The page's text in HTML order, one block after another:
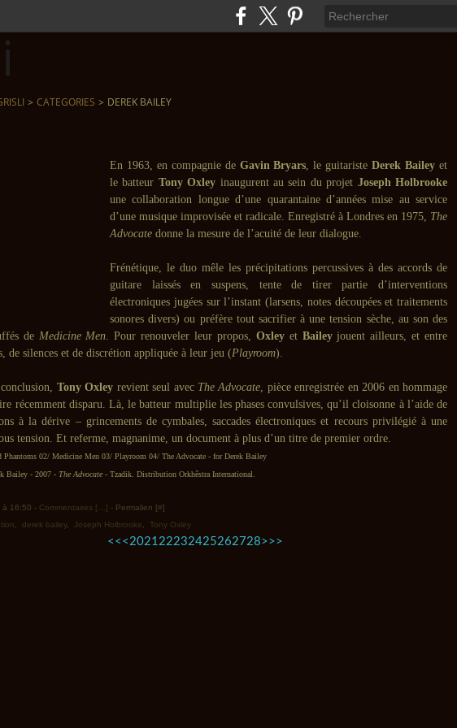
> CATEGORIES > DEREK BAILEY
En 1963, en compagnie de Gavin Bryars, le guitaristeDerek Baileyet
le batteur Tony Oxley inaugurent au sein du projet Joseph Holbrooke
une collaboration longue d’une quarantaine d’années mise au service
d’une musique improvisée et radicale. Enregistré à Londres en 1975, The
Advocate donne la mesure de l’acuité de leur dialogue.
Frénétique, le duo mêle les précipitations percussives à des accords de
guitare laissés en suspens, tente de tirer partie d’interventions
électroniques jugées sur l’instant (larsens, notes découpées et traitements
sonores divers) ou préfère tout sacrifier à une tension sèche, au son des
de Medicine Men. Pour renouveler leur propos, Oxleyet Baileyjouent ailleurs, et entre
de silences et de discrétion appliquée à leur jeu (Playroom).
Tony Oxley revient seul avec The Advocate, pièce enregistrée en 2006 en hommage
récemment disparu. Là, le batteur multiplie les phases convulsives, qu’il cloisonne à l’aide de
à la dérive – grincements de cymbales, saccades électroniques et recours privilégié à une
tension. Et referme, magnanime, un document à plus d’un titre de premier ordre.
02/ Medicine Men 03/ Playroom 04/ The Advocate - for Derek Bailey
Bailey - 2007 - The Advocate - Tzadik. Distribution Orkhêstra International.
à 16:50 - Commentaires [ ] - Permalien [#]
derek bailey, Joseph Holbrooke Tony Oxley
<< < 10
202122232425262728>>>